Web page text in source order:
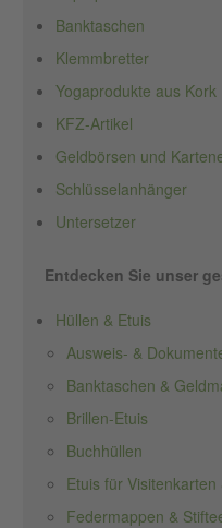
Banktaschen
Klemmbretter
Yogaprodukte aus Kork
KFZ-Artikel
Geldbörsen und
Schlüsselanhänger
Untersetzer
Entdecken Sie unser
Hüllen & Etuis
Ausweis- &
Banktaschen &
Brillen-Etuis
Buchhüllen
Etuis für
Federmappen &